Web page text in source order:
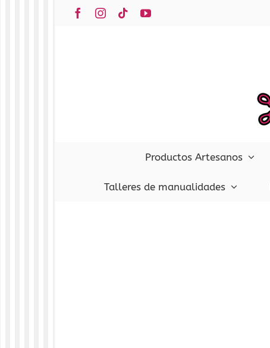
FacebookInstagram
TiktokYouTube
Productos Artesanos
Talleres de manualidades